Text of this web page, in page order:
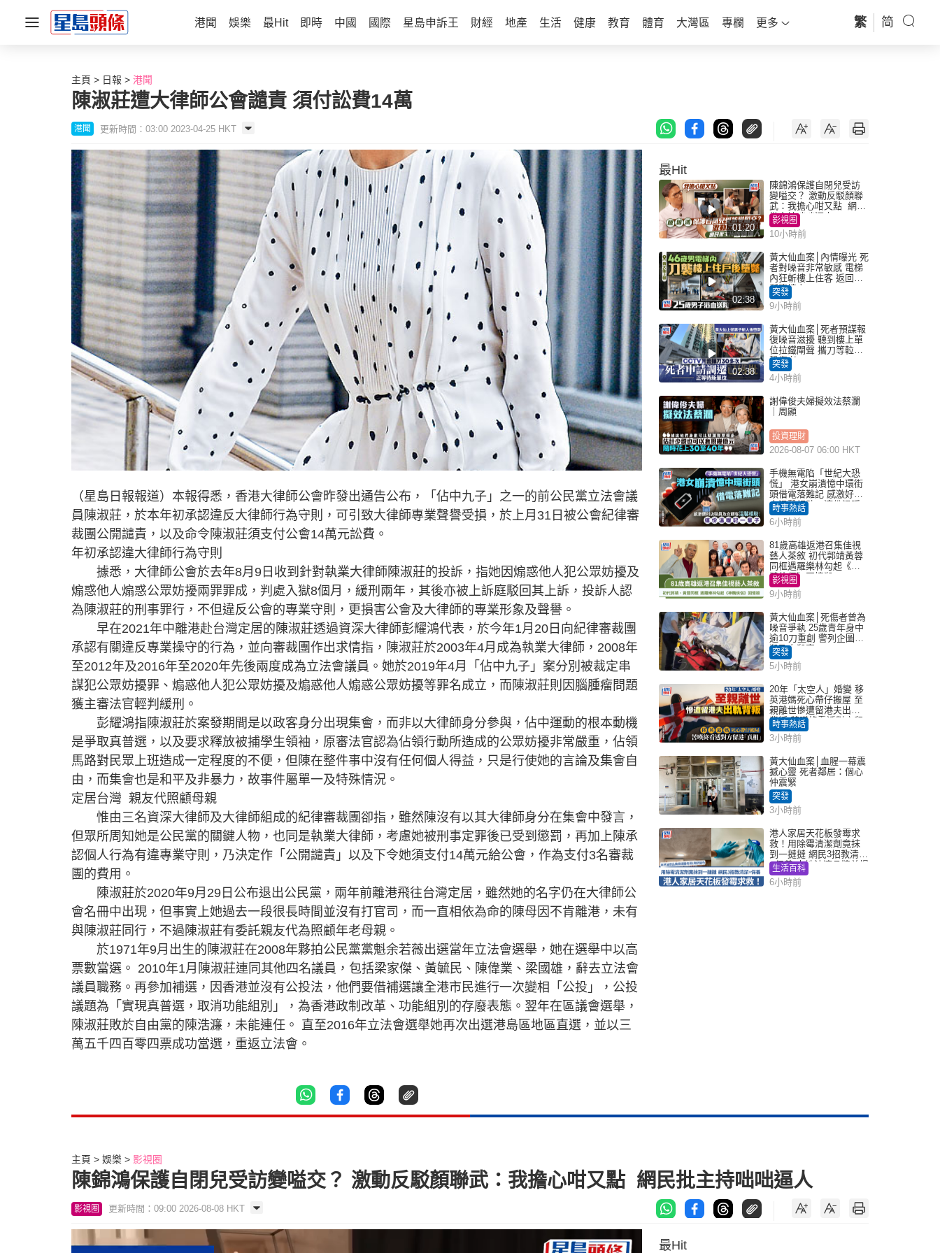
港聞 娛樂 最Hit 即時 中國 國際 星島申訴王 財經 地產 生活 健康 教育 體育 大灣區 專欄 更多 繁 简
主頁 日報 港聞
陳淑莊遭大律師公會譴責 須付訟費14萬
港聞 更新時間：03:00 2023-04-25 HKT
（星島日報報道）本報得悉，香港大律師公會昨發出通告公布，「佔中九子」之一的前公民黨立法會議
員陳淑莊，於本年初承認違反大律師行為守則，可引致大律師專業聲譽受損，於上月31日被公會紀律審
裁團公開譴責，以及命令陳淑莊須支付公會14萬元訟費。
年初承認違大律師行為守則
據悉，大律師公會於去年8月9日收到針對執業大律師陳淑莊的投訴，指她因煽惑他人犯公眾妨擾及
煽惑他人煽惑公眾妨擾兩罪罪成，判處入獄8個月，緩刑兩年，其後亦被上訴庭駁回其上訴，投訴人認
為陳淑莊的刑事罪行，不但違反公會的專業守則，更損害公會及大律師的專業形象及聲譽。
早在2021年中離港赴台灣定居的陳淑莊透過資深大律師彭耀鴻代表，於今年1月20日向紀律審裁團
承認有關違反專業操守的行為，並向審裁團作出求情指，陳淑莊於2003年4月成為執業大律師，2008年
至2012年及2016年至2020年先後兩度成為立法會議員。她於2019年4月「佔中九子」案分別被裁定串
謀犯公眾妨擾罪、煽惑他人犯公眾妨擾及煽惑他人煽惑公眾妨擾等罪名成立，而陳淑莊則因腦腫瘤問題
獲主審法官輕判緩刑。
彭耀鴻指陳淑莊於案發期間是以政客身分出現集會，而非以大律師身分參與，佔中運動的根本動機
是爭取真普選，以及要求釋放被捕學生領袖，原審法官認為佔領行動所造成的公眾妨擾非常嚴重，佔領
馬路對民眾上班造成一定程度的不便，但陳在整件事中沒有任何個人得益，只是行使她的言論及集會自
由，而集會也是和平及非暴力，故事件屬單一及特殊情況。
定居台灣 親友代照顧母親
惟由三名資深大律師及大律師組成的紀律審裁團卻指，雖然陳沒有以其大律師身分在集會中發言，
但眾所周知她是公民黨的關鍵人物，也同是執業大律師，考慮她被刑事定罪後已受到懲罰，再加上陳承
認個人行為有違專業守則，乃決定作「公開譴責」以及下令她須支付14萬元給公會，作為支付3名審裁
團的費用。
陳淑莊於2020年9月29日公布退出公民黨，兩年前離港飛往台灣定居，雖然她的名字仍在大律師公
會名冊中出現，但事實上她過去一段很長時間並沒有打官司，而一直相依為命的陳母因不肯離港，未有
與陳淑莊同行，不過陳淑莊有委託親友代為照顧年老母親。
於1971年9月出生的陳淑莊在2008年夥拍公民黨黨魁余若薇出選當年立法會選舉，她在選舉中以高
票數當選。 2010年1月陳淑莊連同其他四名議員，包括梁家傑、黃毓民、陳偉業、梁國雄，辭去立法會
議員職務。再參加補選，因香港並沒有公投法，他們要借補選讓全港市民進行一次變相「公投」，公投
議題為「實現真普選，取消功能組別」，為香港政制改革、功能組別的存廢表態。翌年在區議會選舉，
陳淑莊敗於自由黨的陳浩濂，未能連任。 直至2016年立法會選舉她再次出選港島區地區直選，並以三
萬五千四百零四票成功當選，重返立法會。
最Hit
01:20
陳錦鴻保護自閉兒受訪
變嗌交？ 激動反駁顏聯
武：我擔心咁又點 網民
批主持咄咄逼人
影視圈
10小時前
02:38
黃大仙血案│內情曝光 死
者對噪音非常敏感 電梯
內狂斬樓上住客 返回住
所墮樓亡
突發
9小時前
02:38
黃大仙血案│死者預謀報
復噪音滋擾 聽到樓上單
位拉鐵閘聲 攜刀等𨋢伏
擊傷者
突發
4小時前
謝偉俊夫婦擬效法蔡瀾
｜周顯
投資理財
2026-08-07 06:00 HKT
手機無電陷「世紀大恐
慌」 港女崩潰憶中環街
頭借電落難記 感激好心
人溫馨相助：這份溫暖
記一輩子｜Juicy叮
時事熱話
6小時前
81歲高雄返港召集佳視
藝人茶敘 初代郭靖黃蓉
同框遇羅樂林勾起《神
鵰俠侶》回憶殺
影視圈
9小時前
黃大仙血案│死傷者曾為
噪音爭執 25歲青年身中
逾10刀重創 警列企圖謀
殺及自殺案
突發
5小時前
20年「太空人」婚變 移
英港媽死心帶仔搬屋 至
親離世慘遭留港夫出軌
背叛 苦嘆終看透對方留
港「真相」｜Juicy叮
時事熱話
3小時前
黃大仙血案│血腥一幕震
撼心靈 死者鄰居：個心
仲震緊
突發
3小時前
港人家居天花板發霉求
救！用除霉清潔劑竟抹
到一撻撻 網民3招教清潔
+保養 本地油漆品牌曾提
醒勿用1物防變色
生活百科
6小時前
主頁 娛樂 影視圈
陳錦鴻保護自閉兒受訪變嗌交？ 激動反駁顏聯武：我擔心咁又點 網民批主持咄咄逼人
影視圈 更新時間：09:00 2026-08-08 HKT
最Hit